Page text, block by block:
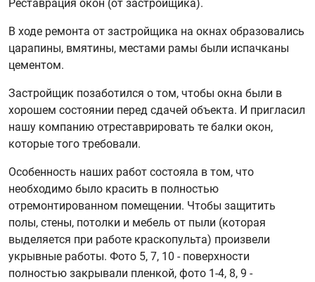
Реставрация окон (от застройщика).
В ходе ремонта от застройщика на окнах образовались
царапины, вмятины, местами рамы были испачканы
цементом.
Застройщик позаботился о том, чтобы окна были в
хорошем состоянии перед сдачей объекта. И пригласил
нашу компанию отреставрировать те балки окон,
которые того требовали.
Особенность наших работ состояла в том, что
необходимо было красить в полностью
отремонтированном помещении. Чтобы защитить
полы, стены, потолки и мебель от пыли (которая
выделяется при работе краскопульта) произвели
укрывные работы. Фото 5, 7, 10 - поверхности
полностью закрывали пленкой, фото 1-4, 8, 9 -